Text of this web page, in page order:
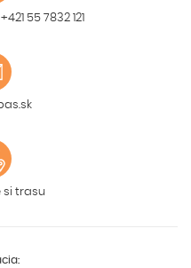
+421 55 7832 121
si trasu